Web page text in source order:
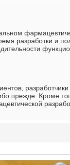
разработки и
прежде. Кроме